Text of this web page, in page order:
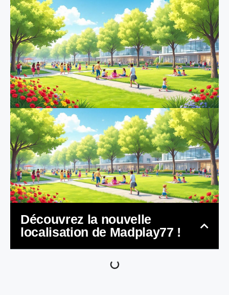
Découvrez la nouvelle
localisation de Madplay77 !